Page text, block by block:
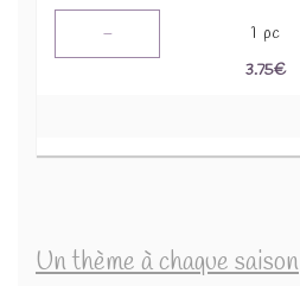
- 1 pc
3.75€
Un thème à chaque saison